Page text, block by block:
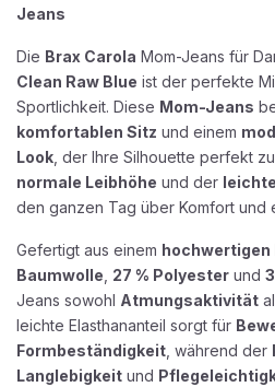
Jeans
Die Brax Carola Mom-Jeans für
Clean Raw Blue ist der perfekte
Sportlichkeit. Diese Mom-Jeans
komfortablen Sitz und einem
Look , der Ihre Silhouette perfekt
normale Leibhöhe und der
den ganzen Tag über Komfort und
Gefertigt aus einem hochwertigen
Baumwolle 27 % Polyester und
Jeans sowohl Atmungsaktivität
leichte Elasthananteil sorgt für
Formbeständigkeit , während der
Langlebigkeit und